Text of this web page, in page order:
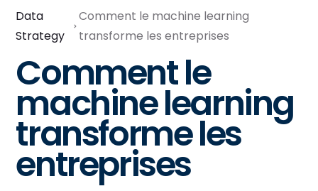
Data
Strategy
Comment le machine learning
transforme les entreprises
Comment le
machine learning
transforme les
entreprises